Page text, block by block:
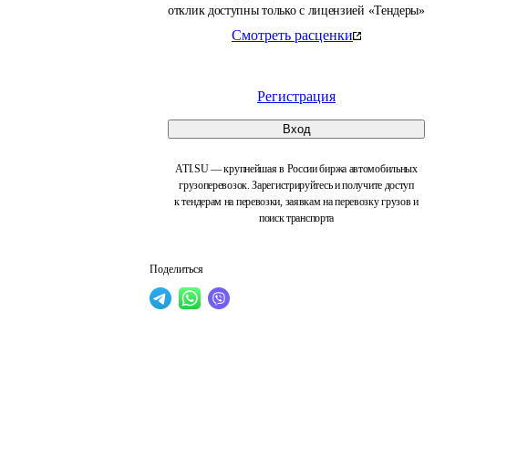
отклик доступны только с лицензией «Тендеры»
Смотреть расценки
Регистрация
Вход
ATI.SU — крупнейшая в России биржа автомобильных
грузоперевозок. Зарегистрируйтесь и получите доступ
к тендерам на перевозки, заявкам на перевозку грузов и
поиск транспорта
Поделиться